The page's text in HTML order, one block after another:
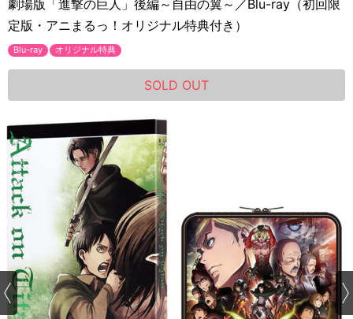
劇場版「進撃の巨人」後編～自由の翼～／Blu-ray（初回限
定版・アニまるっ！オリジナル特典付き）
Blu-ray オリジナル特典
SOLD OUT